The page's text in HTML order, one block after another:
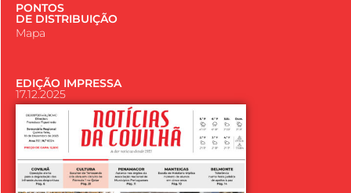
PONTOS
DE DISTRIBUIÇÃO
Mapa
EDIÇÃO IMPRESSA
17.12.2025